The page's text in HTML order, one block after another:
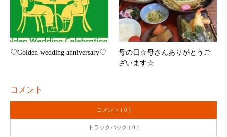
♡Golden wedding anniversary♡
母の日☆母さんありがとうご
ざいます☆
コメント
コメント ( 0 )
トラックバック ( 0 )